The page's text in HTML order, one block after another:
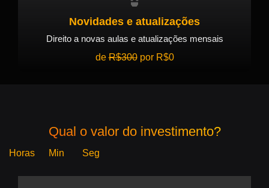
Novidades e atualizações
Direito a novas aulas e atualizações mensais
deR$300por R$0
Qual o valor do investimento?
Horas Min Seg